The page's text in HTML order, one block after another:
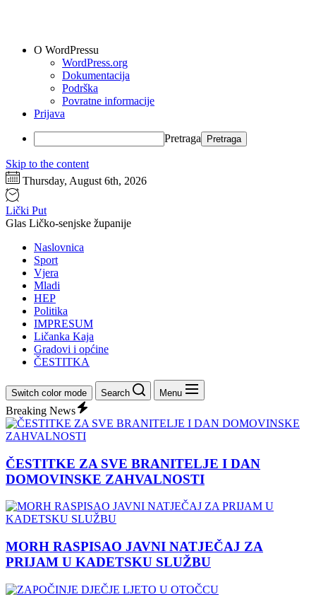
O WordPressu
WordPress.org
Dokumentacija
Podrška
Povratne informacije
Prijava
Pretraga
Skip to the content
Thursday, August 6th, 2026
Lički Put
Glas Ličko-senjske županije
Naslovnica
Sport
Vjera
Mladi
HEP
Politika
IMPRESUM
Ličanka Kaja
Gradovi i općine
ČESTITKA
Switch color mode Search Menu
Breaking News
ČESTITKE ZA SVE BRANITELJE I DAN
DOMOVINSKE ZAHVALNOSTI
MORH RASPISAO JAVNI NATJEČAJ ZA
PRIJAM U KADETSKU SLUŽBU